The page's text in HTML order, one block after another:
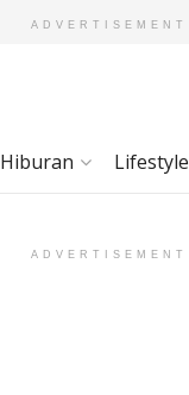
ADVERTISEMENT
Hiburan Lifestyle
ADVERTISEMENT